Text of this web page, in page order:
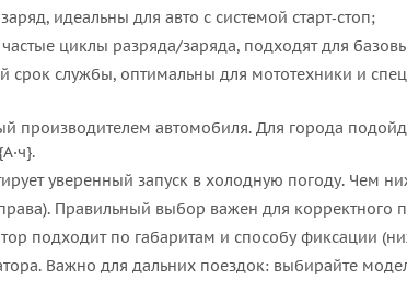
идеальны для авто с системой старт‑стоп;
циклы разряда/заряда, подходят для
службы, оптимальны для мототехники и
производителем автомобиля. Для города
уверенный запуск в холодную погоду. Чем
Правильный выбор важен для корректного
подходит по габаритам и способу фиксации
Важно для дальних поездок: выбирайте